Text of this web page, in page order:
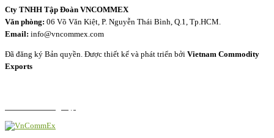
Cty TNHH Tập Đoàn VNCOMMEX
Văn phòng: 06 Võ Văn Kiệt, P. Nguyễn Thái Bình, Q.1, Tp.HCM.
Email: info@vncommex.com
Đã đăng ký Bản quyền. Được thiết kế và phát triển bởi Vietnam Commodity
Exports